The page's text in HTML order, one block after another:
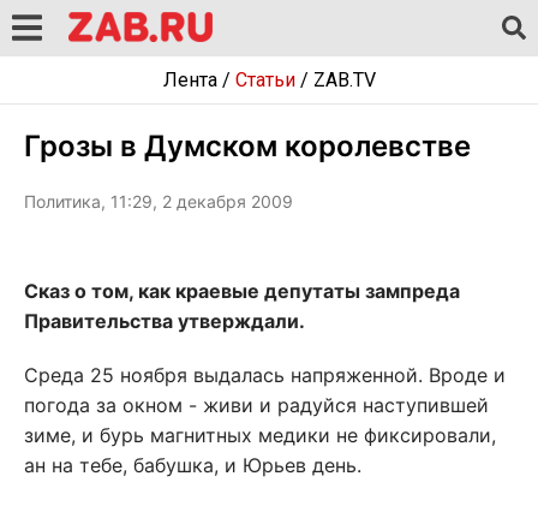
Лента/ Статьи/ ZAB.TV
Грозы в Думском королевстве
Политика, 11:29, 2 декабря 2009
Сказ о том, как краевые депутаты зампреда
Правительства утверждали.
Среда 25 ноября выдалась напряженной. Вроде и
погода за окном - живи и радуйся наступившей
зиме, и бурь магнитных медики не фиксировали,
ан на тебе, бабушка, и Юрьев день.